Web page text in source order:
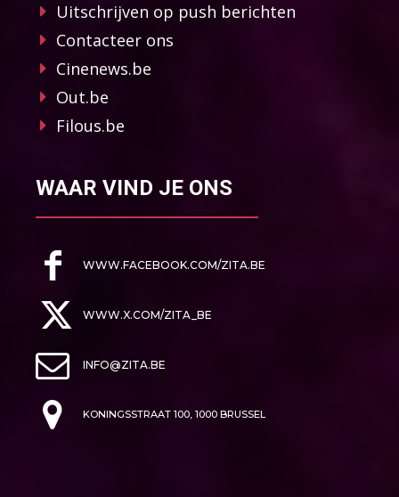
Uitschrijven op push berichten
Contacteer ons
Cinenews.be
Out.be
Filous.be
WAAR VIND JE ONS
WWW.FACEBOOK.COM/ZITA.BE
WWW.X.COM/ZITA_BE
INFO@ZITA.BE
KONINGSSTRAAT 100, 1000 BRUSSEL